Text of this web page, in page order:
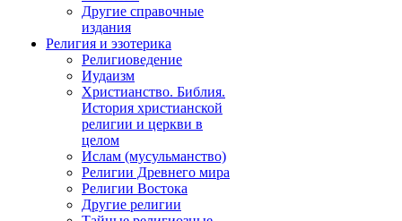
Другие справочные
издания
Религия и эзотерика
Религиоведение
Иудаизм
Христианство. Библия.
История христианской
религии и церкви в
целом
Ислам (мусульманство)
Религии Древнего мира
Религии Востока
Другие религии